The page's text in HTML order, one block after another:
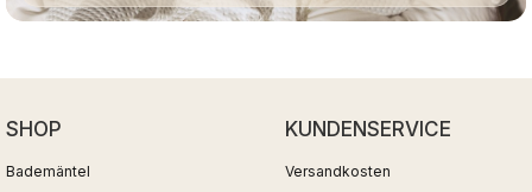
SHOP
Bademäntel
KUNDENSERVICE
Versandkosten